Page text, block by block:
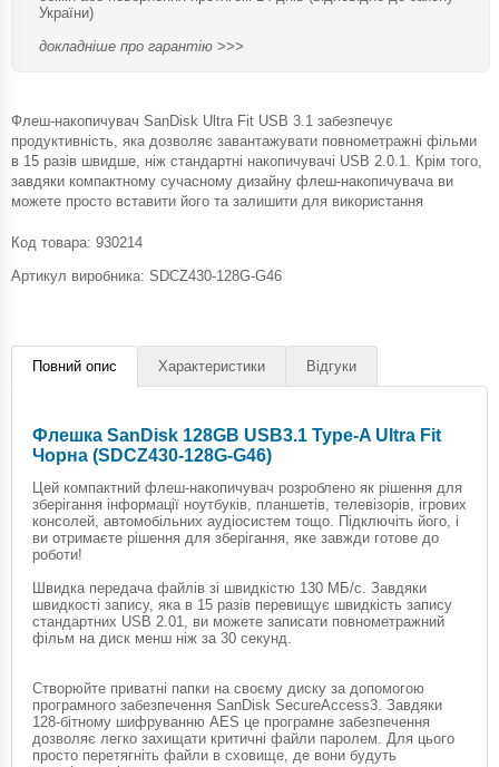
України)
докладніше про гарантію >>>
Флеш-накопичувач SanDisk Ultra Fit USB 3.1 забезпечує
продуктивність, яка дозволяє завантажувати повнометражні фільми
в 15 разів швидше, ніж стандартні накопичувачі USB 2.0.1. Крім того,
завдяки компактному сучасному дизайну флеш-накопичувача ви
можете просто вставити його та залишити для використання
Код товара: 930214
Артикул виробника: SDCZ430-128G-G46
Повний опис Характеристики Відгуки
Флешка SanDisk 128GB USB3.1 Type-A Ultra Fit
Чорна (SDCZ430-128G-G46)
Цей компактний флеш-накопичувач розроблено як рішення для
зберігання інформації ноутбуків, планшетів, телевізорів, ігрових
консолей, автомобільних аудіосистем тощо. Підключіть його, і
ви отримаєте рішення для зберігання, яке завжди готове до
роботи!
Швидка передача файлів зі швидкістю 130 МБ/с. Завдяки
швидкості запису, яка в 15 разів перевищує швидкість запису
стандартних USB 2.01, ви можете записати повнометражний
фільм на диск менш ніж за 30 секунд.
Створюйте приватні папки на своєму диску за допомогою
програмного забезпечення SanDisk SecureAccess3. Завдяки
128-бітному шифруванню AES це програмне забезпечення
дозволяє легко захищати критичні файли паролем. Для цього
просто перетягніть файли в сховище, де вони будуть